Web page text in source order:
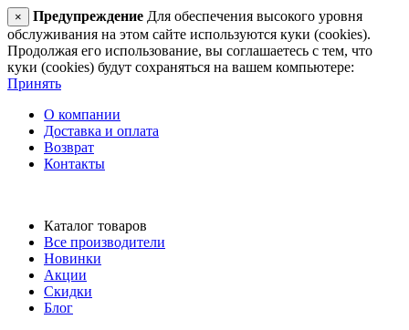
× Предупреждение Для обеспечения высокого уровня
обслуживания на этом сайте используются куки (cookies).
Продолжая его использование, вы соглашаетесь с тем, что
куки (cookies) будут сохраняться на вашем компьютере:
Принять
О компании
Доставка и оплата
Возврат
Контакты
Каталог товаров
Все производители
Новинки
Акции
Скидки
Блог